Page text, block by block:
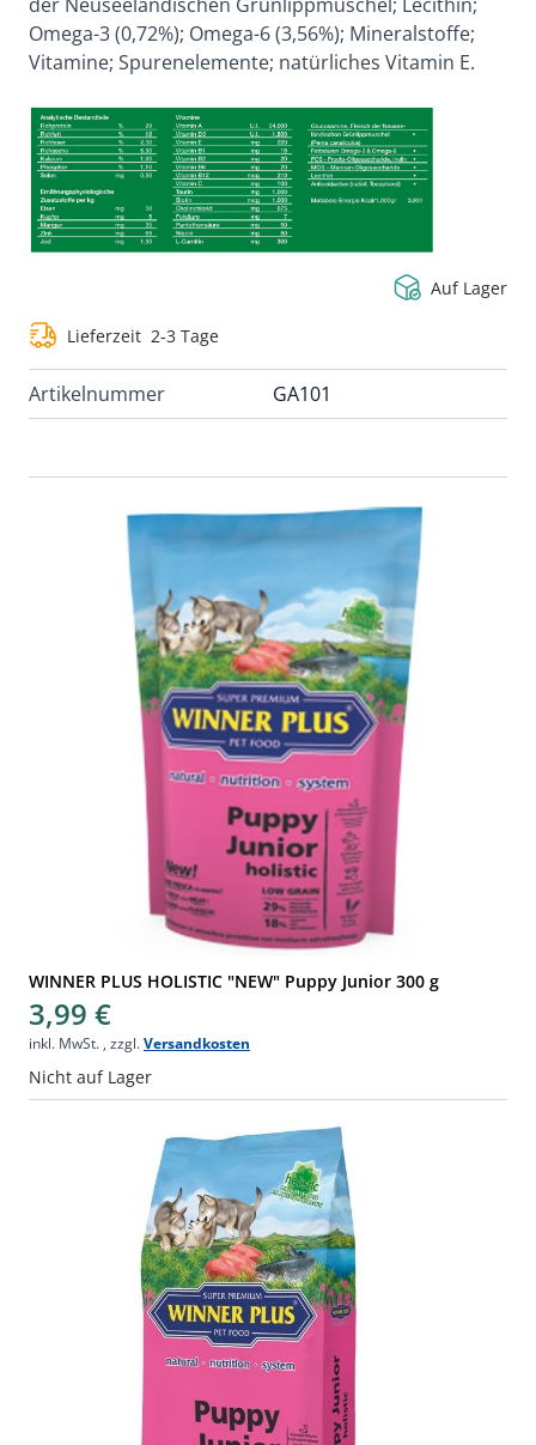
der Neuseeländischen Grünlippmuschel; Lecithin;
Omega-3 (0,72%); Omega-6 (3,56%); Mineralstoffe;
Vitamine; Spurenelemente; natürliches Vitamin E.
Auf Lager
Lieferzeit 2-3 Tage
Artikelnummer GA101
WINNER PLUS HOLISTIC "NEW" Puppy Junior 300 g
3,99 €
inkl. MwSt. , zzgl.Versandkosten
Nicht auf Lager